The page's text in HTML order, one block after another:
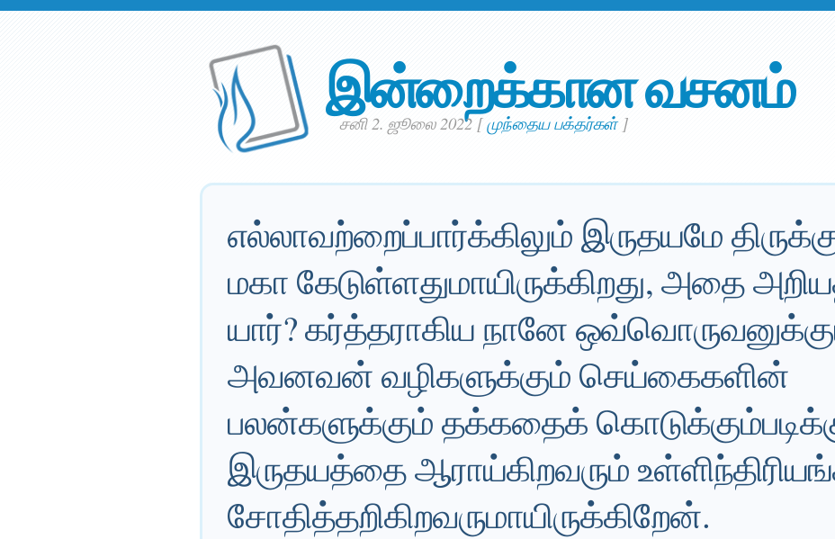
இன்றைக்கான வசனம்
சனி 2. ஜூலை 2022 [முந்தைய பக்தர்கள்]
எல்லாவற்றைப்பார்க்கிலும் இருதயமே
மகா கேடுள்ளதுமாயிருக்கிறது, அதை
யார்? கர்த்தராகிய நானே
அவனவன் வழிகளுக்கும் செய்கைகளின்
பலன்களுக்கும் தக்கதைக்
இருதயத்தை ஆராய்கிறவரும்
சோதித்தறிகிறவருமாயிருக்கிறேன்.